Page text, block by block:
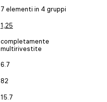
7 elementi in 4 gruppi
1,25
completamente
multirivestite
6.7
82
15.7